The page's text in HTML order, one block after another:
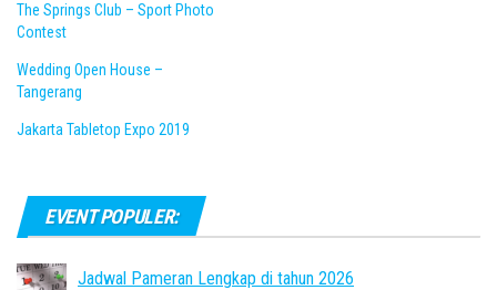
The Springs Club – Sport Photo
Contest
Wedding Open House –
Tangerang
Jakarta Tabletop Expo 2019
EVENT POPULER:
Jadwal Pameran Lengkap di tahun 2026